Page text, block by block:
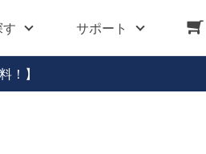
サポート
！】